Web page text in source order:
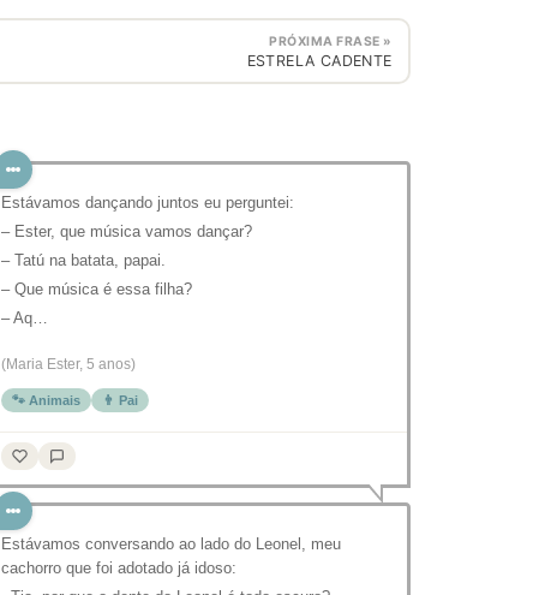
PRÓXIMA FRASE »
ESTRELA CADENTE
Estávamos dançando juntos eu perguntei:
– Ester, que música vamos dançar?
– Tatú na batata, papai.
– Que música é essa filha?
– Aq…
(Maria Ester, 5 anos)
🐾 Animais 👨 Pai
Estávamos conversando ao lado do Leonel, meu
cachorro que foi adotado já idoso: